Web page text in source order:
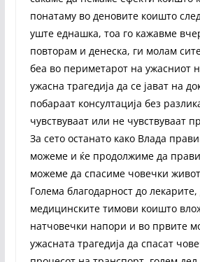
понатаму во деновите коишто
уште еднашка, тоа го кажавме
повторам и денеска, ги молам
беа во периметарот на ужасниот
ужасна трагедија да се јават на
побараат консултација без
чувствуваат или не чувствуваат
За сето останато како Влада
можеме и ќе продолжиме да
можеме да спасиме човечки
Голема благодарност до лекарите,
медицинските тимови коишто
натчовечки напори и во првите
ужасната трагедија да спасат